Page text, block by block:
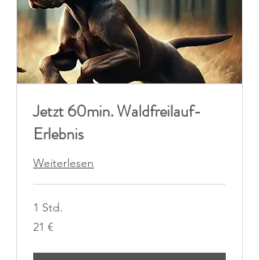
Jetzt 60min. Waldfreilauf-
Erlebnis
Weiterlesen
1 Std.
21
Euro
21 €